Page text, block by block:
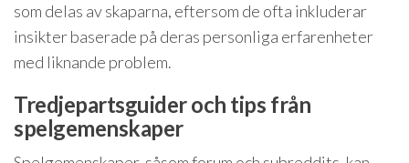
som delas av skaparna, eftersom de ofta inkluderar
insikter baserade på deras personliga erfarenheter
med liknande problem.
Tredjepartsguider och tips från
spelgemenskaper